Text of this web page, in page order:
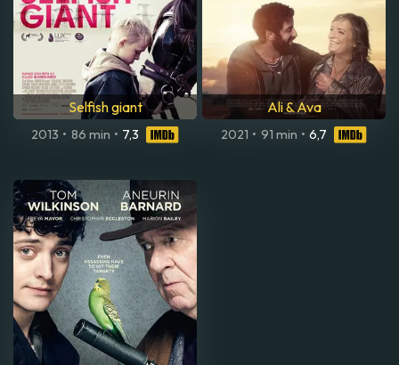
Selfish giant
2013 • 86 min • 7,3
Ali & Ava
2021 • 91 min • 6,7